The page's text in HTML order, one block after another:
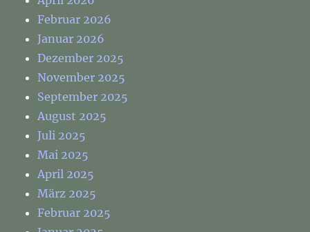
Februar 2026
Januar 2026
Dezember 2025
November 2025
September 2025
August 2025
Juli 2025
Mai 2025
April 2025
März 2025
Februar 2025